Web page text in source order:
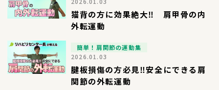
猫背の方に効果絶大‼︎ 肩甲骨の内
外転運動
簡単！肩関節の運動集
2026.01.03
腱板損傷の方必見‼︎安全にできる肩
関節の外転運動